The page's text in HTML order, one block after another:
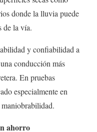
donde la lluvia puede
de la vía.
y confiabilidad a
conducción más
En pruebas
especialmente en
ahorro